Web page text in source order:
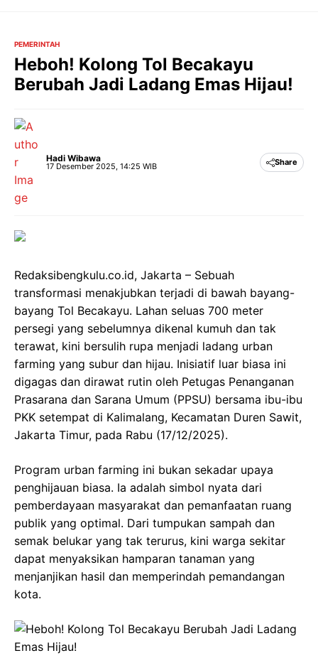
PEMERINTAH
Heboh! Kolong Tol Becakayu
Berubah Jadi Ladang Emas Hijau!
Hadi Wibawa
17 Desember 2025, 14:25 WIB Share
Redaksibengkulu.co.id, Jakarta – Sebuah
transformasi menakjubkan terjadi di bawah bayang-
bayang Tol Becakayu. Lahan seluas 700 meter
persegi yang sebelumnya dikenal kumuh dan tak
terawat, kini bersulih rupa menjadi ladang urban
farming yang subur dan hijau. Inisiatif luar biasa ini
digagas dan dirawat rutin oleh Petugas Penanganan
Prasarana dan Sarana Umum (PPSU) bersama ibu-ibu
PKK setempat di Kalimalang, Kecamatan Duren Sawit,
Jakarta Timur, pada Rabu (17/12/2025).
Program urban farming ini bukan sekadar upaya
penghijauan biasa. Ia adalah simbol nyata dari
pemberdayaan masyarakat dan pemanfaatan ruang
publik yang optimal. Dari tumpukan sampah dan
semak belukar yang tak terurus, kini warga sekitar
dapat menyaksikan hamparan tanaman yang
menjanjikan hasil dan memperindah pemandangan
kota.